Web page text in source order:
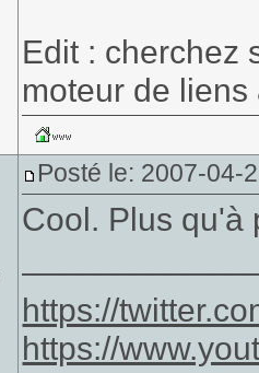
Edit : cherchez
moteur de
Posté le: 2007-04-
Cool. Plus qu'à
https://
https://